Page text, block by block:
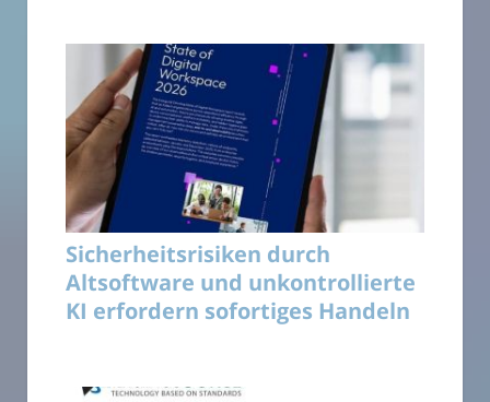
Sicherheitsrisiken durch
Altsoftware und unkontrollierte
KI erfordern sofortiges Handeln